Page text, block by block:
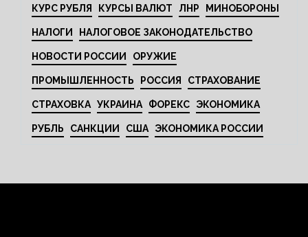
КУРС РУБЛЯ КУРСЫ ВАЛЮТ ЛНР МИНОБОРОНЫ
НАЛОГИ НАЛОГОВОЕ ЗАКОНОДАТЕЛЬСТВО
НОВОСТИ РОССИИ ОРУЖИЕ
ПРОМЫШЛЕННОСТЬ РОССИЯ СТРАХОВАНИЕ
СТРАХОВКА УКРАИНА ФОРЕКС ЭКОНОМИКА
РУБЛЬ САНКЦИИ США ЭКОНОМИКА РОССИИ